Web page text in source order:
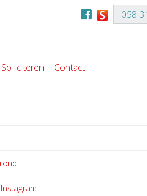
058-
Solliciteren Contact